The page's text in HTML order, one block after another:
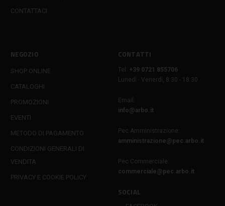
CONTATTACI
NEGOZIO
SHOP ONLINE
CATALOGHI
PROMOZIONI
EVENTI
METODO DI PAGAMENTO
CONDIZIONI GENERALI DI
VENDITA
PRIVACY E COOKIE POLICY
CONTATTI
Tel:
+39 0721 855706
Lunedì - Venerdì, 8:30 - 18:30
Email:
info@arbo.it
Pec Amministrazione:
amministrazione@pec.arbo.it
Pec Commerciale:
commerciale@pec.arbo.it
SOCIAL